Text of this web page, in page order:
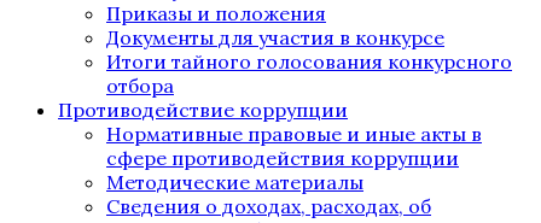
Приказы и положения
Документы для участия в конкурсе
Итоги тайного голосования конкурсного
отбора
Противодействие коррупции
Нормативные правовые и иные акты в
сфере противодействия коррупции
Методические материалы
Сведения о доходах, расходах, об